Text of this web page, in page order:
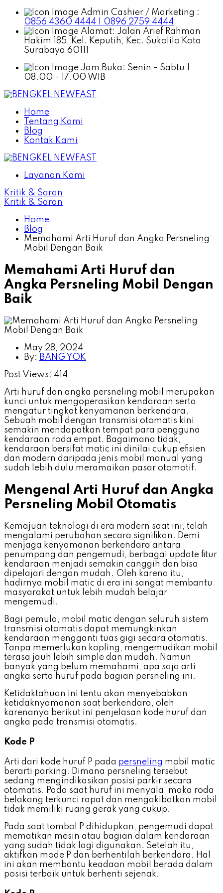
Admin Cashier / Marketing :
0856 4360 4444 | 0896 2759 4444
Alamat: Jalan Arief Rahman
Hakim 185, Kel. Keputih, Kec. Sukolilo Kota
Surabaya 60111
Jam Buka: Senin - Sabtu |
08.00 - 17.00 WIB
Home
Tentang Kami
Blog
Kontak Kami
Layanan Kami
Kritik & Saran
Kritik & Saran
Home
Blog
Memahami Arti Huruf dan Angka Persneling
Mobil Dengan Baik
Memahami Arti Huruf dan
Angka Persneling Mobil Dengan
Baik
May 28, 2024
By: BANG YOK
Post Views: 414
Arti huruf dan angka persneling mobil merupakan
kunci untuk mengoperasikan kendaraan serta
mengatur tingkat kenyamanan berkendara.
Sebuah mobil dengan transmisi otomatis kini
semakin mendapatkan tempat para pengguna
kendaraan roda empat. Bagaimana tidak,
kendaraan bersifat matic ini dinilai cukup efisien
dan modern daripada jenis mobil manual yang
sudah lebih dulu meramaikan pasar otomotif.
Mengenal Arti Huruf dan Angka
Persneling Mobil Otomatis
Kemajuan teknologi di era modern saat ini, telah
mengalami perubahan secara signifikan. Demi
menjaga kenyamanan berkendara antara
penumpang dan pengemudi, berbagai update fitur
kendaraan menjadi semakin canggih dan bisa
dipelajari dengan mudah. Oleh karena itu,
hadirnya mobil matic di era ini sangat membantu
masyarakat untuk lebih mudah belajar
mengemudi.
Bagi pemula, mobil matic dengan seluruh sistem
transmisi otomatis dapat memungkinkan
kendaraan mengganti tuas gigi secara otomatis.
Tanpa memerlukan kopling, mengemudikan mobil
terasa jauh lebih simple dan mudah. Namun
banyak yang belum memahami, apa saja arti
angka serta huruf pada bagian persneling ini.
Ketidaktahuan ini tentu akan menyebabkan
ketidaknyamanan saat berkendara, oleh
karenanya berikut ini penjelasan kode huruf dan
angka pada transmisi otomatis.
Kode P
Arti dari kode huruf P pada persneling mobil matic
berarti parking. Dimana persneling tersebut
sedang mengindikasikan posisi parkir secara
otomatis. Pada saat huruf ini menyala, maka roda
belakang terkunci rapat dan mengakibatkan mobil
tidak memiliki ruang gerak yang cukup.
Pada saat tombol P dihidupkan, pengemudi dapat
mematikan mesin atau bagian dalam kendaraan
yang sudah tidak lagi digunakan. Setelah itu,
aktifkan mode P dan berhentilah berkendara. Hal
ini akan membantu keadaan mobil berada dalam
posisi terbaik untuk berhenti sejenak.